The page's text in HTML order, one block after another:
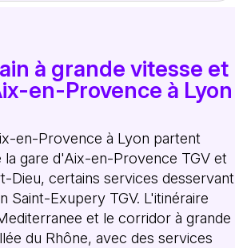
à grande vitesse et
en-Provence à Lyon
en-Provence à Lyon partent
la gare d'Aix-en-Provence TGV et
Dieu, certains services desservant
Saint-Exupery TGV. L'itinéraire
et le corridor à grande
du Rhône, avec des services